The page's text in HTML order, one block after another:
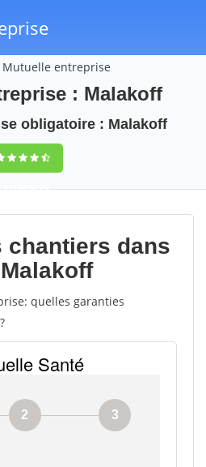
Mutuelle entreprise
: Malakoff
obligatoire : Malakoff
(100%)29
votes
chantiers dans
quelles garanties